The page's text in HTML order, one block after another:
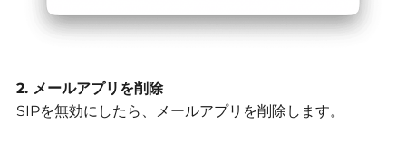
2. メールアプリを削除
SIPを無効にしたら、メールアプリを削除します。